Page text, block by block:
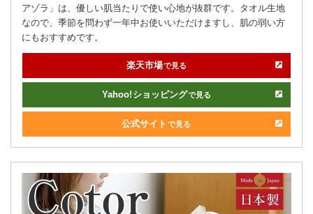
アゾラ」は、優しい肌当たりで使い心地が抜群です。タオル生地
なので、季節を問わず一年中お使いいただけますし、肌の弱い方
にもおすすめです。
楽天市場で見る
Yahoo! ショッピングで見る
公式サイト で見る